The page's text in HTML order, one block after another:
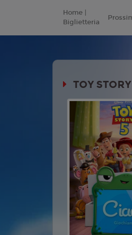
Home |
Biglietteria
TOY STORY